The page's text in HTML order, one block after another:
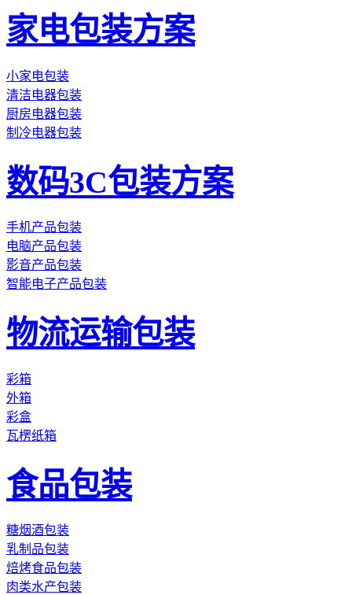
家电包装方案
小家电包装
清洁电器包装
厨房电器包装
制冷电器包装
数码3C包装方案
手机产品包装
电脑产品包装
影音产品包装
智能电子产品包装
物流运输包装
彩箱
外箱
彩盒
瓦楞纸箱
食品包装
糖烟酒包装
乳制品包装
焙烤食品包装
肉类水产包装